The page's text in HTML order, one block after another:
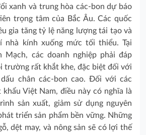
xanh và trung hòa các-bon dự báo
trọng tâm của Bắc Âu. Các quốc
gia tăng tỷ lệ năng lượng tái tạo và
nhà kính xuống mức tối thiểu. Tại
Mạch, các doanh nghiệp phải đáp
trường rất khắt khe, đặc biệt đối với
chân các-bon cao. Đối với các
khẩu Việt Nam, điều này có nghĩa là
sản xuất, giảm sử dụng nguyên
triển sản phẩm bền vững. Những
dệt may, và nông sản sẽ có lợi thế